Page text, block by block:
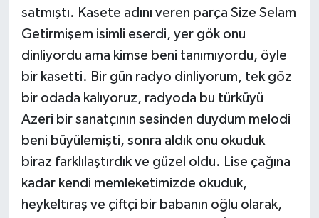
satmıştı. Kasete adını veren parça Size Selam
Getirmişem isimli eserdi, yer gök onu
dinliyordu ama kimse beni tanımıyordu, öyle
bir kasetti. Bir gün radyo dinliyorum, tek göz
bir odada kalıyoruz, radyoda bu türküyü
Azeri bir sanatçının sesinden duydum melodi
beni büyülemişti, sonra aldık onu okuduk
biraz farklılaştırdık ve güzel oldu. Lise çağına
kadar kendi memleketimizde okuduk,
heykeltıraş ve çiftçi bir babanın oğlu olarak,